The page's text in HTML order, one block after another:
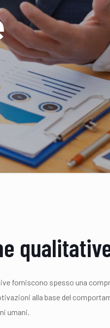
forniscono spesso una
alla base del
umani.